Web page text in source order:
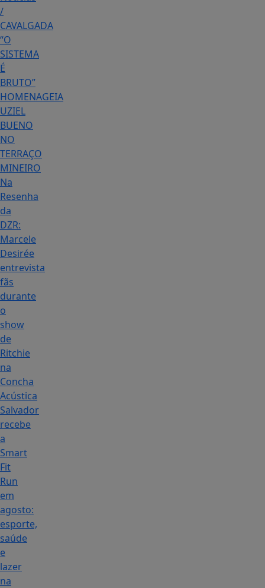
/
CAVALGADA
“O
SISTEMA
É
BRUTO”
HOMENAGEIA
UZIEL
BUENO
NO
TERRAÇO
MINEIRO
Na
Resenha
da
DZR:
Marcele
Desirée
entrevista
fãs
durante
o
show
de
Ritchie
na
Concha
Acústica
Salvador
recebe
a
Smart
Fit
Run
em
agosto:
esporte,
saúde
e
lazer
na